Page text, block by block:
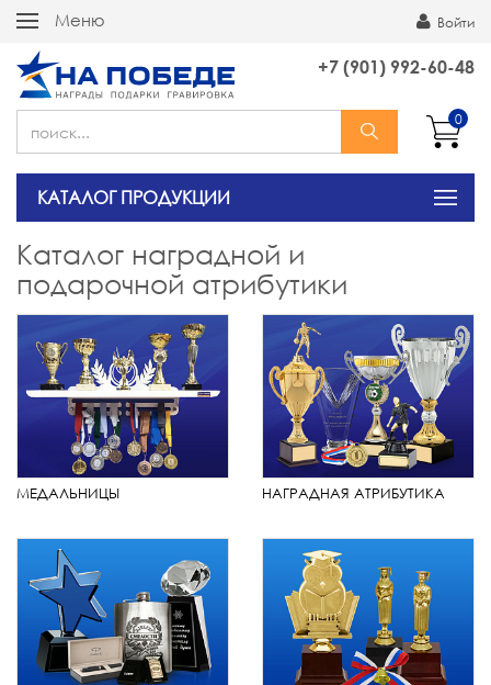
Меню Войти
+7 (901) 992-60-48
0
КАТАЛОГ ПРОДУКЦИИ
Каталог наградной и
подарочной атрибутики
МЕДАЛЬНИЦЫ НАГРАДНАЯ АТРИБУТИКА